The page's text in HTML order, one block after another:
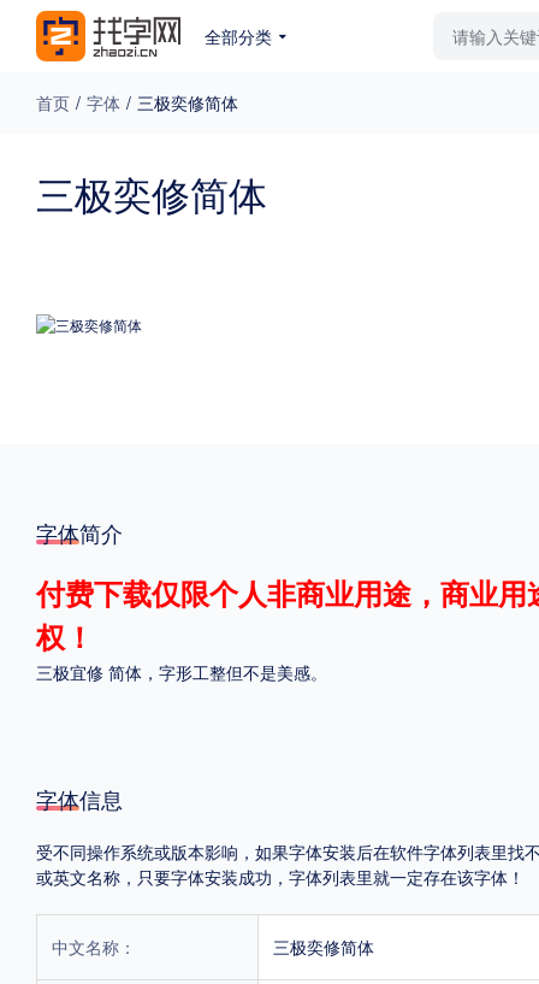
全部分类
免费下载 收费下载
格式
.TTF
中国大陆
POP字体下载 字库打包下载 海报素材下载
首页 / 字体 / 三极奕修简体
三极奕修简体
字体简介
付费下载仅限个人非商业用途，商业
权！
三极宜修 简体，字形工整但不是美感。
字体信息
受不同操作系统或版本影响，如果字体安装后在软件字体列表里
或英文名称，只要字体安装成功，字体列表里就一定存在该字体！
中文名称： 三极奕修简体